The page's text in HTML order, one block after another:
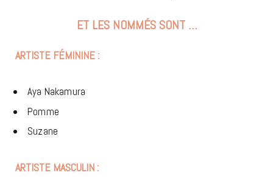
ET LES NOMMÉS SONT …
ARTISTE FÉMININE :
Aya Nakamura
Pomme
Suzane
ARTISTE MASCULIN :